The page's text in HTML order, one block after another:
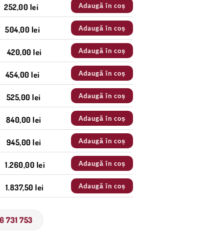
252,00 lei Adaugă în coș
504,00 lei Adaugă în coș
420,00 lei Adaugă în coș
454,00 lei Adaugă în coș
525,00 lei Adaugă în coș
840,00 lei Adaugă în coș
945,00 lei Adaugă în coș
1.260,00 lei Adaugă în coș
1.837,50 lei Adaugă în coș
731 753